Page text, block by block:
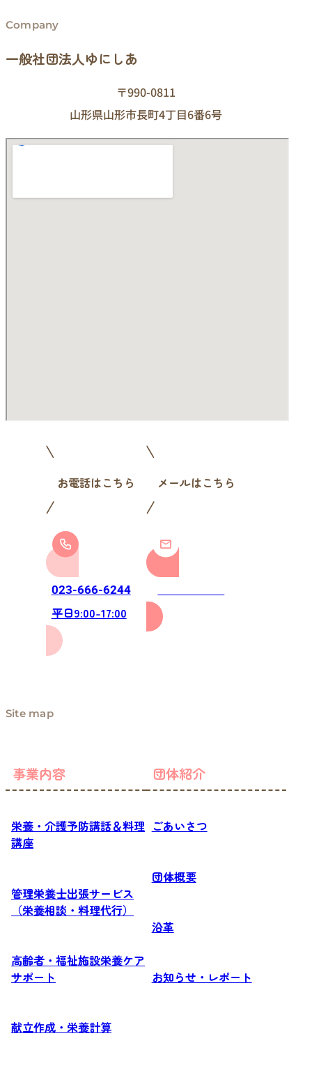
Company
一般社団法人ゆにしあ
〒990-0811
山形県山形市長町4丁目6番6号
お電話はこちら
023-666-6244
平日9:00-17:00
メールはこちら
Site map
事業内容
栄養・介護予防講話＆料理
講座
管理栄養士出張サービス
（栄養相談・料理代行）
高齢者・福祉施設栄養ケア
サポート
献立作成・栄養計算
団体紹介
ごあいさつ
団体概要
沿革
お知らせ・レポート